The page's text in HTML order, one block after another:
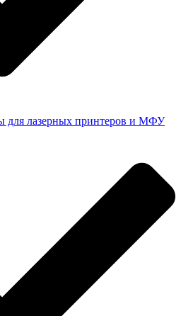
для лазерных принтеров и МФУ